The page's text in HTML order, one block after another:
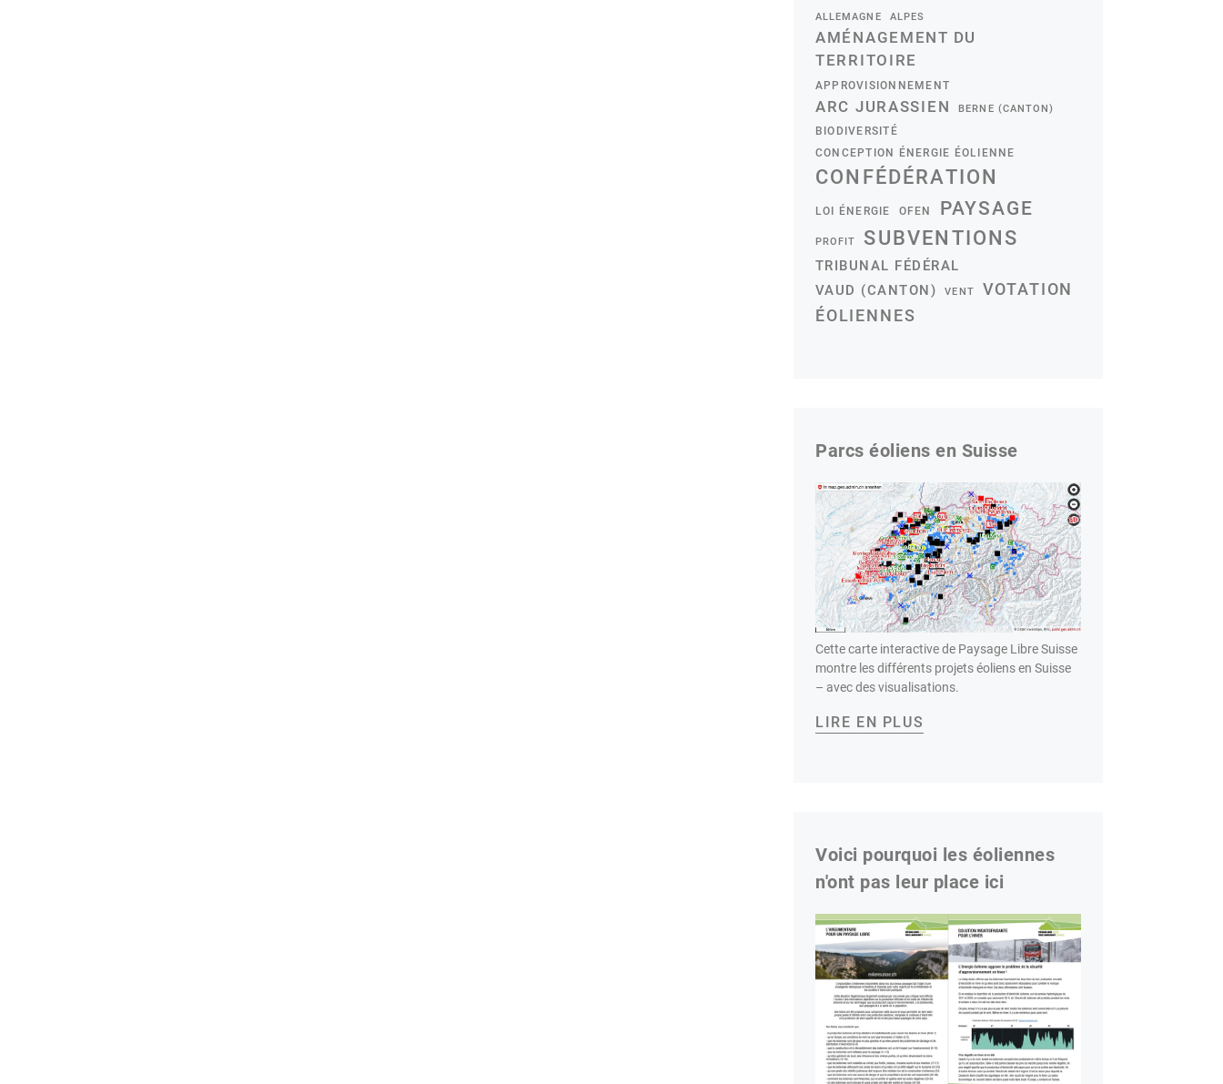
ALLEMAGNE ALPES
AMÉNAGEMENT DU
TERRITOIRE
APPROVISIONNEMENT
ARC JURASSIEN BERNE (CANTON)
BIODIVERSITÉ
CONCEPTION ÉNERGIE ÉOLIENNE
CONFÉDÉRATION
LOI ÉNERGIE OFEN PAYSAGE
PROFIT SUBVENTIONS
TRIBUNAL FÉDÉRAL
VAUD (CANTON)
VENT
VOTATION
ÉOLIENNES
Parcs éoliens en Suisse
Cette carte interactive de Paysage Libre Suisse
montre les différents projets éoliens en Suisse
– avec des visualisations.
LIRE EN PLUS
Voici pourquoi les éoliennes
n'ont pas leur place ici